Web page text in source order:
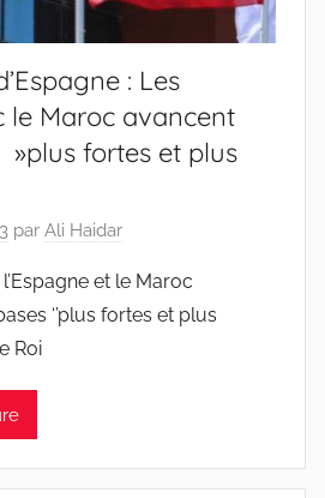
: Les
le Maroc avancent
»plus fortes et plus
par Ali Haidar
et le Maroc
‘’plus fortes et plus
Roi